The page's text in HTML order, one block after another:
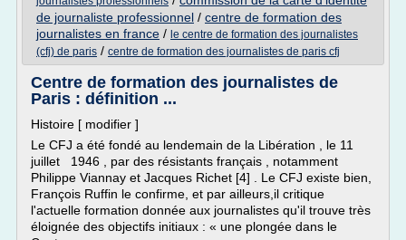
de journaliste professionnel / centre de formation des
journalistes en france / le centre de formation des journalistes
(cfj) de paris / centre de formation des journalistes de paris cfj
Centre de formation des journalistes de
Paris : définition ...
Histoire [ modifier ]
Le CFJ a été fondé au lendemain de la Libération , le 11
juillet 1946 , par des résistants français , notamment
Philippe Viannay et Jacques Richet [4] . Le CFJ existe bien,
François Ruffin le confirme, et par ailleurs,il critique
l'actuelle formation donnée aux journalistes qu'il trouve très
éloignée des objectifs initiaux : « une plongée dans le